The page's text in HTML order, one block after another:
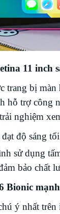
11 inch
trang bị màn
hỗ trợ công
nghiệm
độ sáng
sử dụng
bảo chất
Bionic
ý nhất